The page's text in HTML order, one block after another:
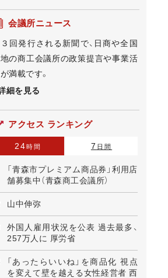
会議所ニュース
３回発行される新聞で、日商や全国
の商工会議所の政策提言や事業活
満載です。
細を見る
アクセス ランキング
24時間 7 日間
「青森市プレミアム商品券」利用店
舗募集中（青森商工会議所）
山中伸弥
外国人雇用状況を公表 過去最多、
257万人に 厚労省
「あったらいいね」を商品化 視点
を変えて壁を越える女性経営者 西